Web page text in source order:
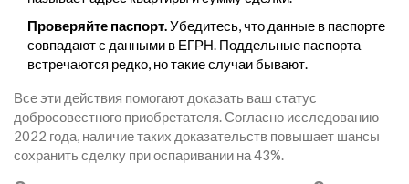
Проверяйте паспорт.Убедитесь, что данные в паспорте
совпадают с данными в ЕГРН. Поддельные паспорта
встречаются редко, но такие случаи бывают.
Все эти действия помогают доказать ваш статус
добросовестного приобретателя. Согласно исследованию
2022 года, наличие таких доказательств повышает шансы
сохранить сделку при оспаривании на 43%.